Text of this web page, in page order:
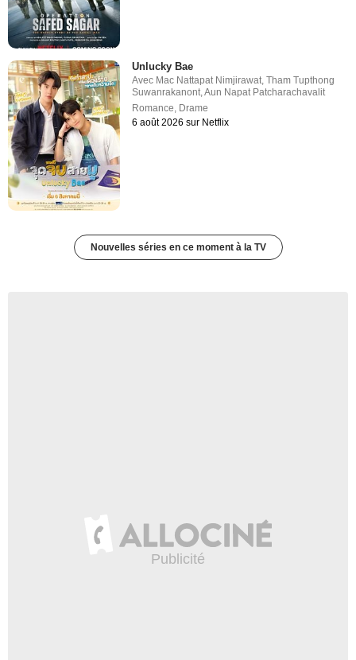
Unlucky Bae
Avec Mac Nattapat Nimjirawat,Tham Tupthong
Suwanrakanont,Aun Napat Patcharachavalit
Romance, Drame
6 août 2026 sur Netflix
Nouvelles séries en ce moment à la TV